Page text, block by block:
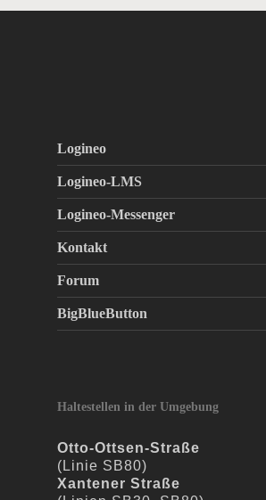
Logineo
Logineo-LMS
Logineo-Messenger
Kontakt
Forum
BigBlueButton
Haltestellen in der Umgebung
Otto-Ottsen-Straße
(Linie SB80)
Xantener Straße